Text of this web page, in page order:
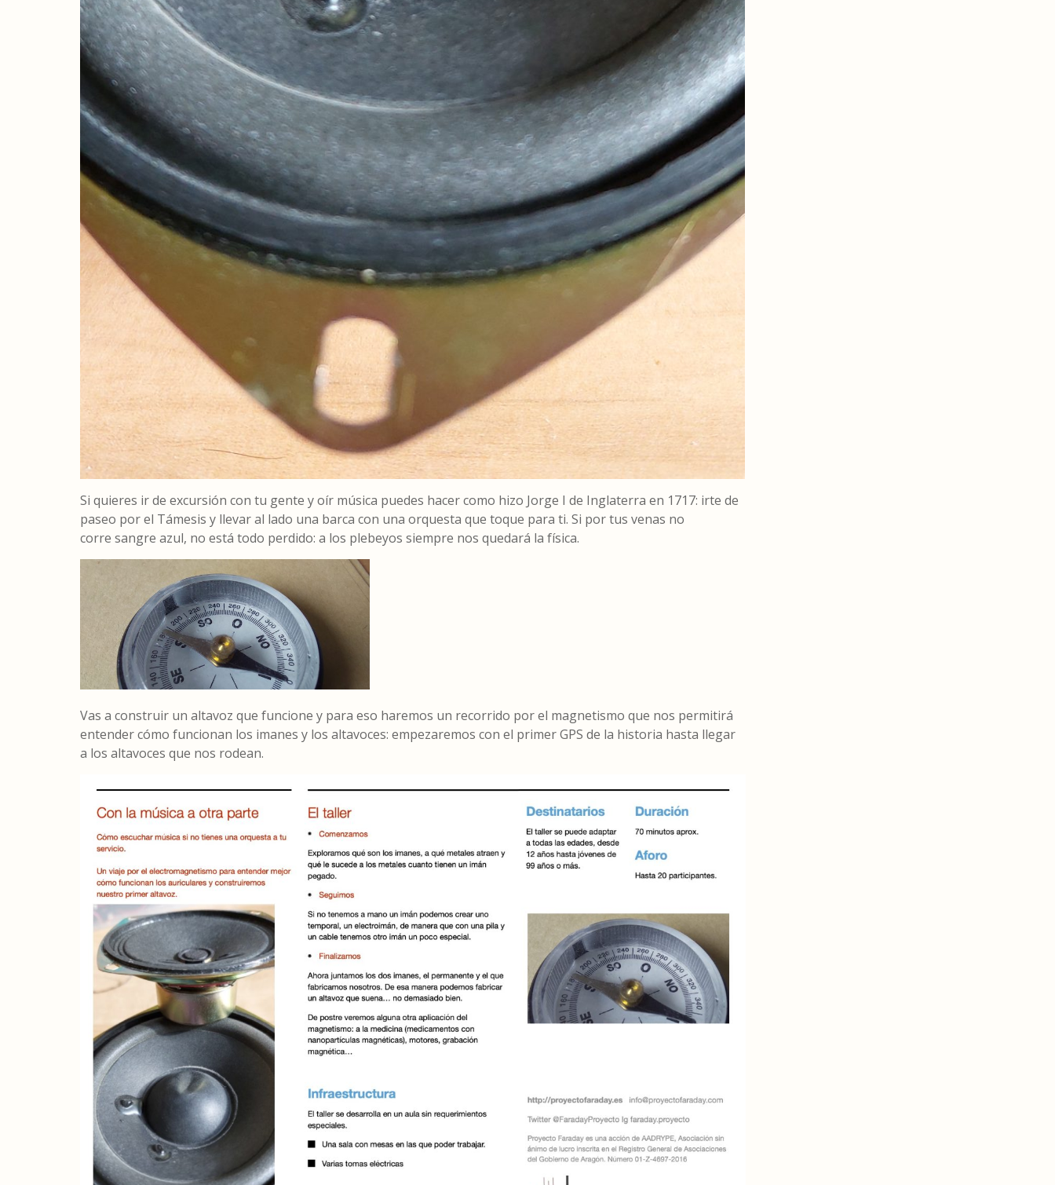
Si quieres ir de excursión con tu gente y oír música puedes hacer como hizo Jorge I de Inglaterra en 1717: irte de
paseo por el Támesis y llevar al lado una barca con una orquesta que toque para ti. Si por tus venas no
corre sangre azul, no está todo perdido: a los plebeyos siempre nos quedará la física.
Vas a construir un altavoz que funcione y para eso haremos un recorrido por el magnetismo que nos permitirá
entender cómo funcionan los imanes y los altavoces: empezaremos con el primer GPS de la historia hasta llegar
a los altavoces que nos rodean.